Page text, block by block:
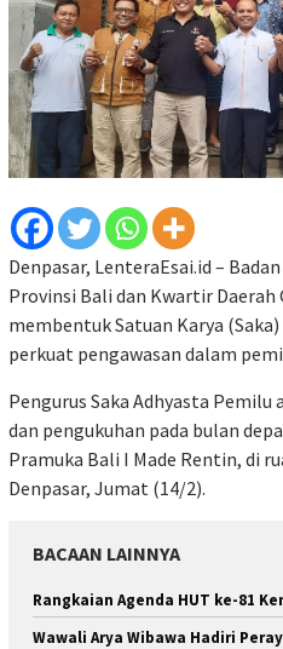
Denpasar, LenteraEsai.id –
Provinsi Bali dan Kwartir
membentuk Satuan Karya
perkuat pengawasan dalam
Pengurus Saka Adhyasta
dan pengukuhan pada bulan
Pramuka Bali I Made Rentin, di
Denpasar, Jumat (14/2).
BACAAN LAINNYA
Rangkaian Agenda HUT ke-81
Wawali Arya Wibawa Hadiri